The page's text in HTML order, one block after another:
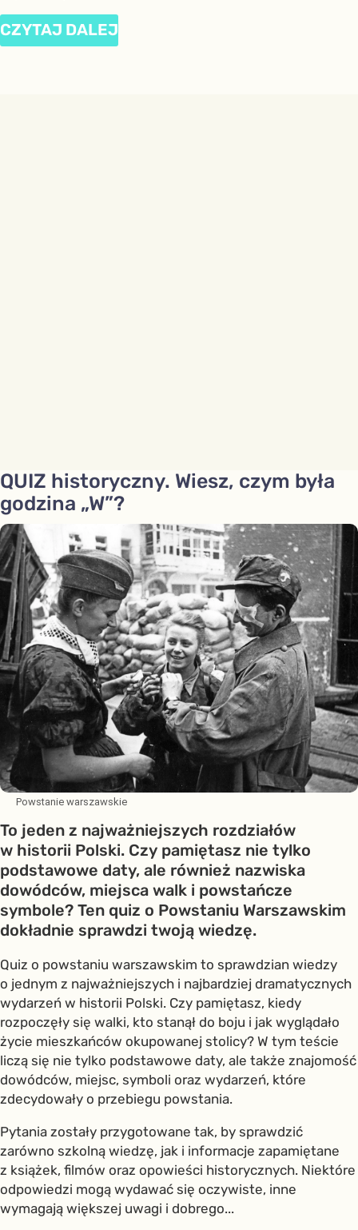
CZYTAJ DALEJ
QUIZ historyczny. Wiesz, czym była
godzina „W”?
Powstanie warszawskie
To jeden z najważniejszych rozdziałów
w historii Polski. Czy pamiętasz nie tylko
podstawowe daty, ale również nazwiska
dowódców, miejsca walk i powstańcze
symbole? Ten quiz o Powstaniu Warszawskim
dokładnie sprawdzi twoją wiedzę.
Quiz o powstaniu warszawskim to sprawdzian wiedzy
o jednym z najważniejszych i najbardziej dramatycznych
wydarzeń w historii Polski. Czy pamiętasz, kiedy
rozpoczęły się walki, kto stanął do boju i jak wyglądało
życie mieszkańców okupowanej stolicy? W tym teście
liczą się nie tylko podstawowe daty, ale także znajomość
dowódców, miejsc, symboli oraz wydarzeń, które
zdecydowały o przebiegu powstania.
Pytania zostały przygotowane tak, by sprawdzić
zarówno szkolną wiedzę, jak i informacje zapamiętane
z książek, filmów oraz opowieści historycznych. Niektóre
odpowiedzi mogą wydawać się oczywiste, inne
wymagają większej uwagi i dobrego...